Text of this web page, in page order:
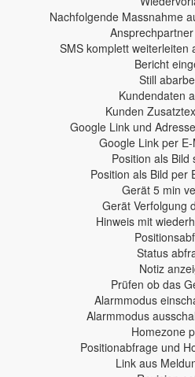
Nachfolgende Massnahme
SMS komplett weiterleiten
Bericht
Still
Kundendaten
Kunden
Google Link und
Google Link per
Position als Bild
Position als Bild per
Gerät 5 min
Gerät Verfolgung
Hinweis mit
Status
Notiz
Prüfen ob das
Alarmmodus
Alarmmodus
Homezone
Positionabfrage und
Link aus